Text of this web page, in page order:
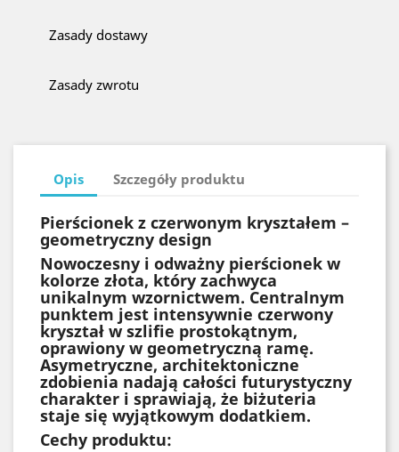
Zasady dostawy
Zasady zwrotu
Opis Szczegóły produktu
Pierścionek z czerwonym kryształem –
geometryczny design
Nowoczesny i odważny pierścionek w
kolorze złota, który zachwyca
unikalnym wzornictwem. Centralnym
punktem jest intensywnie czerwony
kryształ w szlifie prostokątnym,
oprawiony w geometryczną ramę.
Asymetryczne, architektoniczne
zdobienia nadają całości futurystyczny
charakter i sprawiają, że biżuteria
staje się wyjątkowym dodatkiem.
Cechy produktu: